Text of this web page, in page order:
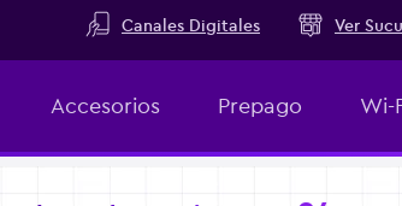
Canales Digitales Ver
Accesorios Prepago Wi-